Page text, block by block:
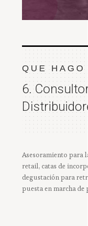
QUE HAGO
6.
Asesoramiento para
retail, catas de
degustación para
puesta en marcha de